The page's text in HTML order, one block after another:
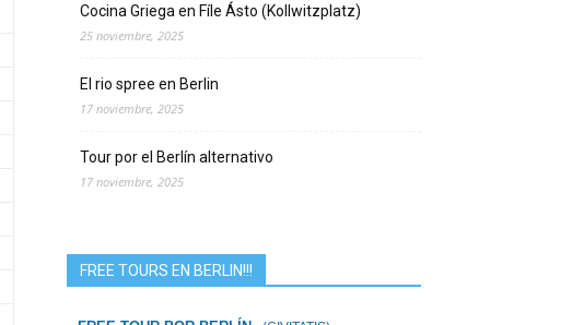
Cocina Griega en Fíle Ásto (Kollwitzplatz)
25 noviembre, 2025
El rio spree en Berlin
17 noviembre, 2025
Tour por el Berlín alternativo
17 noviembre, 2025
FREE TOURS EN BERLIN!!!